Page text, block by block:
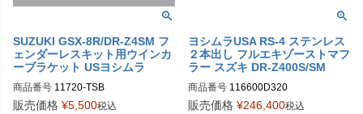
SUZUKI GSX-8R/DR-Z4SM フ
ェンダーレスキット用ウインカ
ーブラケット USヨシムラ
商品番号 11720-TSB
販売価格 ¥5,500税込
ヨシムラUSA RS-4 ステンレス
２本出し フルエキゾーストマフ
ラー スズキ DR-Z400S/SM
商品番号 116600D320
販売価格 ¥246,400税込